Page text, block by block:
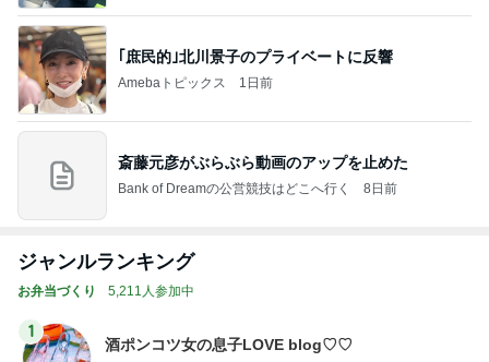
｢庶民的｣北川景子のプライベートに反響
Amebaトピックス 1日前
斎藤元彦がぶらぶら動画のアップを止めた
Bank of Dreamの公営競技はどこへ行く 8日前
ジャンルランキング
お弁当づくり 5,211人参加中
1
酒ポンコツ女の息子LOVE blog♡♡